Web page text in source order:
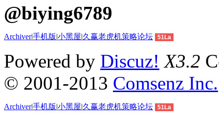
@biying6789
Archiver|手机版|小黑屋|久赢老虎机策略论坛 51La
Powered by Discuz! X3.2
© 2001-2013 Comsenz Inc.
Archiver|手机版|小黑屋|久赢老虎机策略论坛 51La